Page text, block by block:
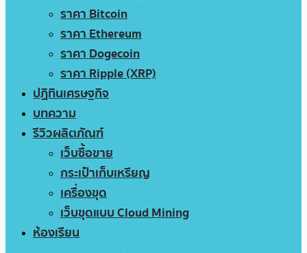
ราคา Bitcoin
ราคา Ethereum
ราคา Dogecoin
ราคา Ripple (XRP)
ปฏิทินเศรษฐกิจ
บทความ
รีวิวผลิตภัณฑ์
เว็บซื้อขาย
กระเป๋าเก็บเหรียญ
เครื่องขุด
เว็บขุดแบบ Cloud Mining
ห้องเรียน